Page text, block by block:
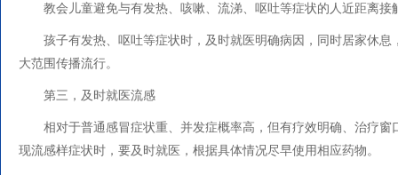
教会儿童避免与有发热、咳嗽、流涕、呕吐等症状的人近距离接
孩子有发热、呕吐等症状时，及时就医明确病因，同时居家休
大范围传播流行。
第三，及时就医流感
相对于普通感冒症状重、并发症概率高，但有疗效明确、治疗
现流感样症状时，要及时就医，根据具体情况尽早使用相应药物。